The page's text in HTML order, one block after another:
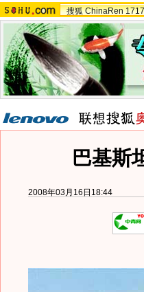
搜狐 ChinaRen
巴基斯
2008年03月16日18:44